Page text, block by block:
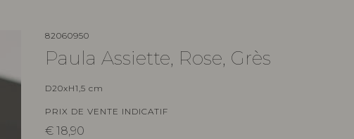
82060950
Paula Assiette, Rose, Grès
D20xH1,5 cm
PRIX DE VENTE INDICATIF
€ 18,90